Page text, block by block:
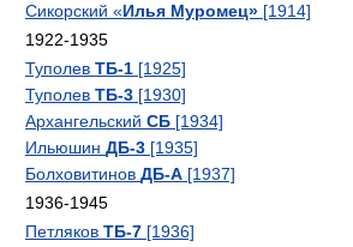
Сикорский «Илья Муромец» [1914]
1922-1935
Туполев ТБ-1 [1925]
Туполев ТБ-3 [1930]
Архангельский СБ [1934]
Ильюшин ДБ-3 [1935]
Болховитинов ДБ-А [1937]
1936-1945
Петляков ТБ-7 [1936]